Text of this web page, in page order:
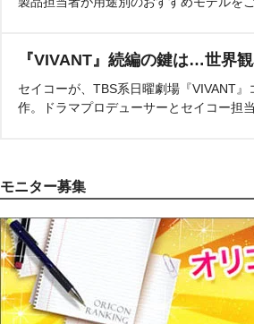
『VIVANT』続編の鍵は…世界
セイコーが、TBS系日曜劇場『VIVANT
作。ドラマプロデューサーとセイコー担
モニター募集